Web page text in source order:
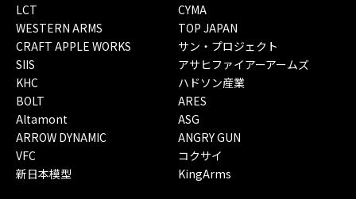
LCT
CYMA
WESTERN ARMS
TOP JAPAN
CRAFT APPLE WORKS
サン・プロジェクト
SIIS
アサヒファイアーアームズ
KHC
ハドソン産業
BOLT
ARES
Altamont
ASG
ARROW DYNAMIC
ANGRY GUN
VFC
コクサイ
新日本模型
KingArms